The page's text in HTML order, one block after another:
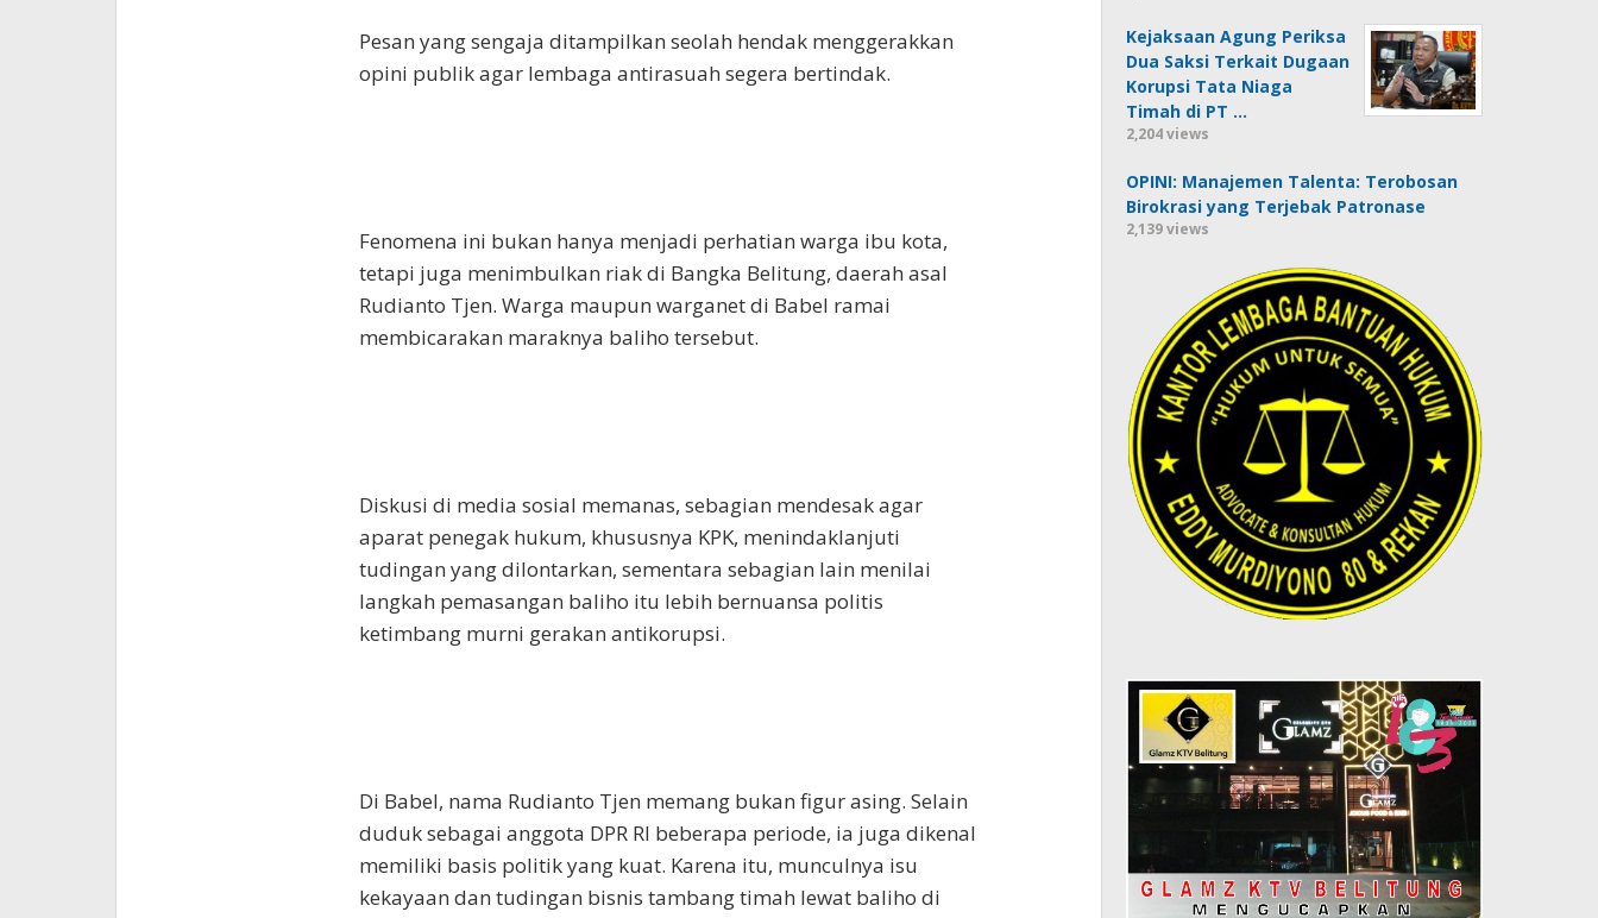
Pesan yang sengaja ditampilkan seolah hendak menggerakkan
opini publik agar lembaga antirasuah segera bertindak.
Fenomena ini bukan hanya menjadi perhatian warga ibu kota,
tetapi juga menimbulkan riak di Bangka Belitung, daerah asal
Rudianto Tjen. Warga maupun warganet di Babel ramai
membicarakan maraknya baliho tersebut.
Diskusi di media sosial memanas, sebagian mendesak agar
aparat penegak hukum, khususnya KPK, menindaklanjuti
tudingan yang dilontarkan, sementara sebagian lain menilai
langkah pemasangan baliho itu lebih bernuansa politis
ketimbang murni gerakan antikorupsi.
Di Babel, nama Rudianto Tjen memang bukan figur asing. Selain
duduk sebagai anggota DPR RI beberapa periode, ia juga dikenal
memiliki basis politik yang kuat. Karena itu, munculnya isu
kekayaan dan tudingan bisnis tambang timah lewat baliho di
Kejaksaan Agung Periksa
Dua Saksi Terkait Dugaan
Korupsi Tata Niaga
Timah di PT …
2,204 views
OPINI: Manajemen Talenta: Terobosan
Birokrasi yang Terjebak Patronase
2,139 views